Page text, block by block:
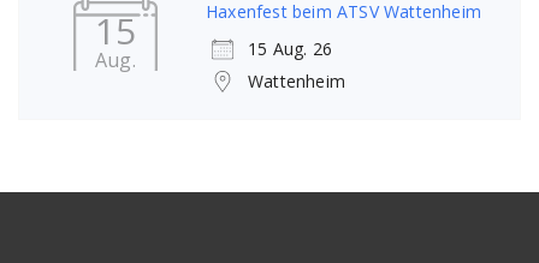
15
Aug.
Haxenfest beim ATSV Wattenheim
15 Aug. 26
Wattenheim